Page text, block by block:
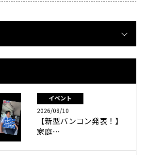
イベント
2026/08/10
【新型バンコン発表！】
家庭…